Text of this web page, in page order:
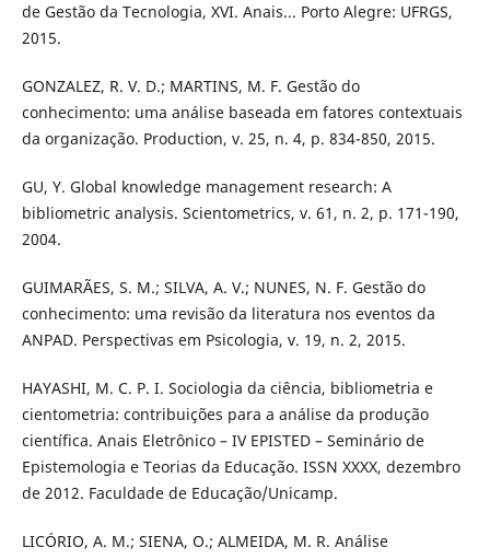
de Gestão da Tecnologia, XVI. Anais... Porto Alegre: UFRGS,
2015.
GONZALEZ, R. V. D.; MARTINS, M. F. Gestão do
conhecimento: uma análise baseada em fatores contextuais
da organização. Production, v. 25, n. 4, p. 834-850, 2015.
GU, Y. Global knowledge management research: A
bibliometric analysis. Scientometrics, v. 61, n. 2, p. 171-190,
2004.
GUIMARÃES, S. M.; SILVA, A. V.; NUNES, N. F. Gestão do
conhecimento: uma revisão da literatura nos eventos da
ANPAD. Perspectivas em Psicologia, v. 19, n. 2, 2015.
HAYASHI, M. C. P. I. Sociologia da ciência, bibliometria e
cientometria: contribuições para a análise da produção
científica. Anais Eletrônico – IV EPISTED – Seminário de
Epistemologia e Teorias da Educação. ISSN XXXX, dezembro
de 2012. Faculdade de Educação/Unicamp.
LICÓRIO, A. M.; SIENA, O.; ALMEIDA, M. R. Análise